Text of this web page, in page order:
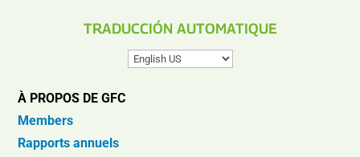
TRADUCCIÓN AUTOMATIQUE
À PROPOS DE GFC
Members
Rapports annuels